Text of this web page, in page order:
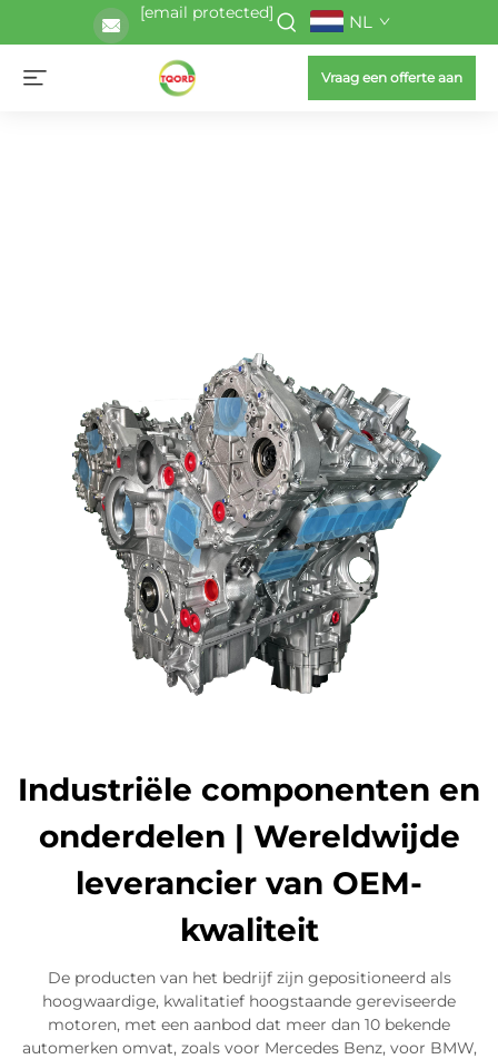
[email protected] NL
Vraag een offerte aan
Industriële componenten en
onderdelen | Wereldwijde
leverancier van OEM-
kwaliteit
De producten van het bedrijf zijn gepositioneerd als
hoogwaardige, kwalitatief hoogstaande gereviseerde
motoren, met een aanbod dat meer dan 10 bekende
automerken omvat, zoals voor Mercedes Benz, voor BMW,